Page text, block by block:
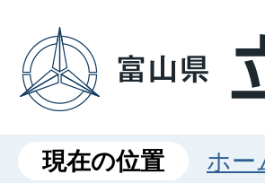
現在の位置 ホー